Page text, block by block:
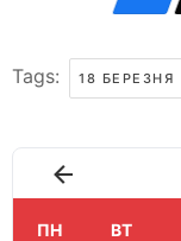
Tags: 18 БЕРЕЗНЯ
ПН ВТ